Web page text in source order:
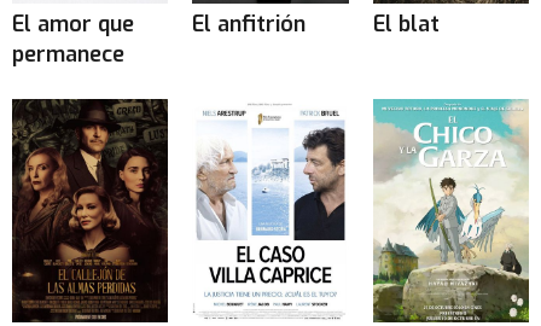
El amor que
permanece
El anfitrión El blat